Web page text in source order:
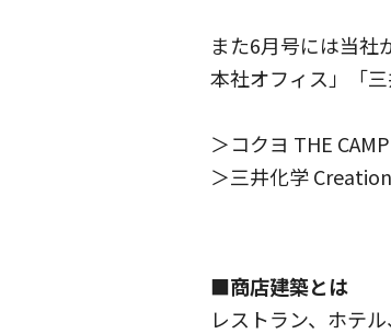
また6月号には当社
本社オフィス」「
＞コクヨ THE
＞三井化学
■商店建築とは
レストラン、ホテ